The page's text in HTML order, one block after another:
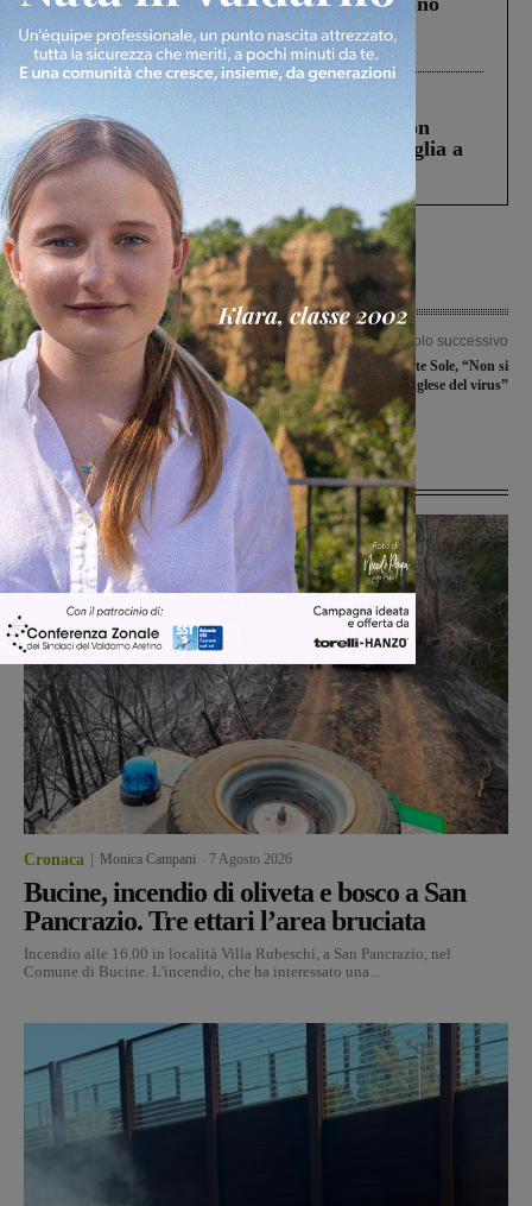
Gianni, Giulia e Franco. Lo schianto, il
processo, lo stop ai sorpassi fra tir....
Cronaca 3 Agosto 2026
Scomparso da una struttura di Castiglion
Fiorentino l’uomo che aveva ucciso la figlia a
Levane nel 2020
Articolo precedente
51enne allontanatosi da casa per due
notti di seguito: i dettagli e gli sviluppi
della vicenda
Articolo successivo
Covid-19, vicenda Frate Sole, “Non si
tratta della variante inglese del virus”
Ultime Notizie
Cronaca Monica Campani 7 Agosto 2026
Bucine, incendio di oliveta e bosco a San
Pancrazio. Tre ettari l’area bruciata
Incendio alle 16.00 in località Villa Rubeschi, a San Pancrazio, nel
Comune di Bucine. L'incendio, che ha interessato una...